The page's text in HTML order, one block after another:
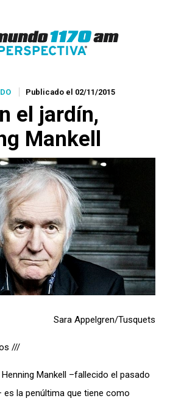
Publicado el 02/11/2015
el jardín,
Mankell
Sara Appelgren/Tusquets
///
Mankell –fallecido el pasado
es la penúltima que tiene como